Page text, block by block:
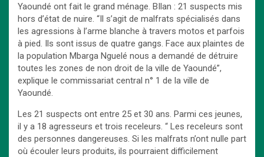
Yaoundé ont fait le grand ménage. BIlan : 21 suspects mis
hors d’état de nuire. “Il s’agit de malfrats spécialisés dans
les agressions à l’arme blanche à travers motos et parfois
à pied. Ils sont issus de quatre gangs. Face aux plaintes de
la population Mbarga Nguelé nous a demandé de détruire
toutes les zones de non droit de la ville de Yaoundé”,
explique le commissariat central n° 1 de la ville de
Yaoundé.
Les 21 suspects ont entre 25 et 30 ans. Parmi ces jeunes,
il y a 18 agresseurs et trois receleurs. “ Les receleurs sont
des personnes dangereuses. Si les malfrats n’ont nulle part
où écouler leurs produits, ils pourraient difficilement